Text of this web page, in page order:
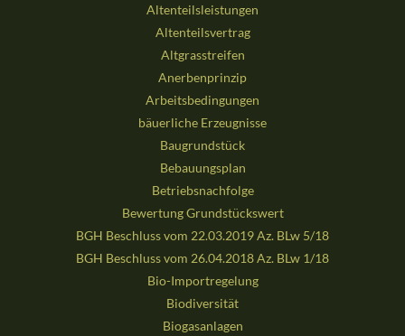
Altenteilsleistungen
Altenteilsvertrag
Altgrasstreifen
Anerbenprinzip
Arbeitsbedingungen
bäuerliche Erzeugnisse
Baugrundstück
Bebauungsplan
Betriebsnachfolge
Bewertung Grundstückswert
BGH Beschluss vom 22.03.2019 Az. BLw 5/18
BGH Beschluss vom 26.04.2018 Az. BLw 1/18
Bio-Importregelung
Biodiversität
Biogasanlagen